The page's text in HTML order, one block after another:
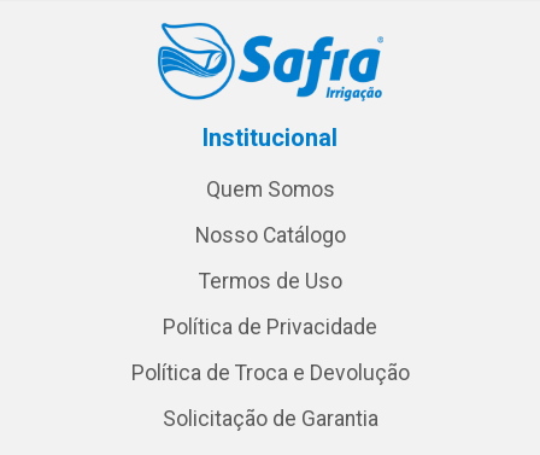
Institucional
Quem Somos
Nosso Catálogo
Termos de Uso
Política de Privacidade
Política de Troca e Devolução
Solicitação de Garantia